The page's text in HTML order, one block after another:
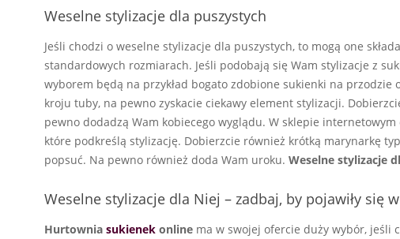
Weselne stylizacje dla puszystych
Jeśli chodzi o weselne stylizacje dla puszystych, to mogą one
standardowych rozmiarach. Jeśli podobają się Wam stylizacje z
wyborem będą na przykład bogato zdobione sukienki na przodzie
kroju tuby, na pewno zyskacie ciekawy element stylizacji.
pewno dodadzą Wam kobiecego wyglądu. W sklepie
które podkreślą stylizację. Dobierzcie również krótką marynarkę
popsuć. Na pewno również doda Wam uroku. Weselne stylizacje
Weselne stylizacje dla Niej – zadbaj, by pojawiły się
Hurtownia sukienek online ma w swojej ofercie duży wybór, jeśli